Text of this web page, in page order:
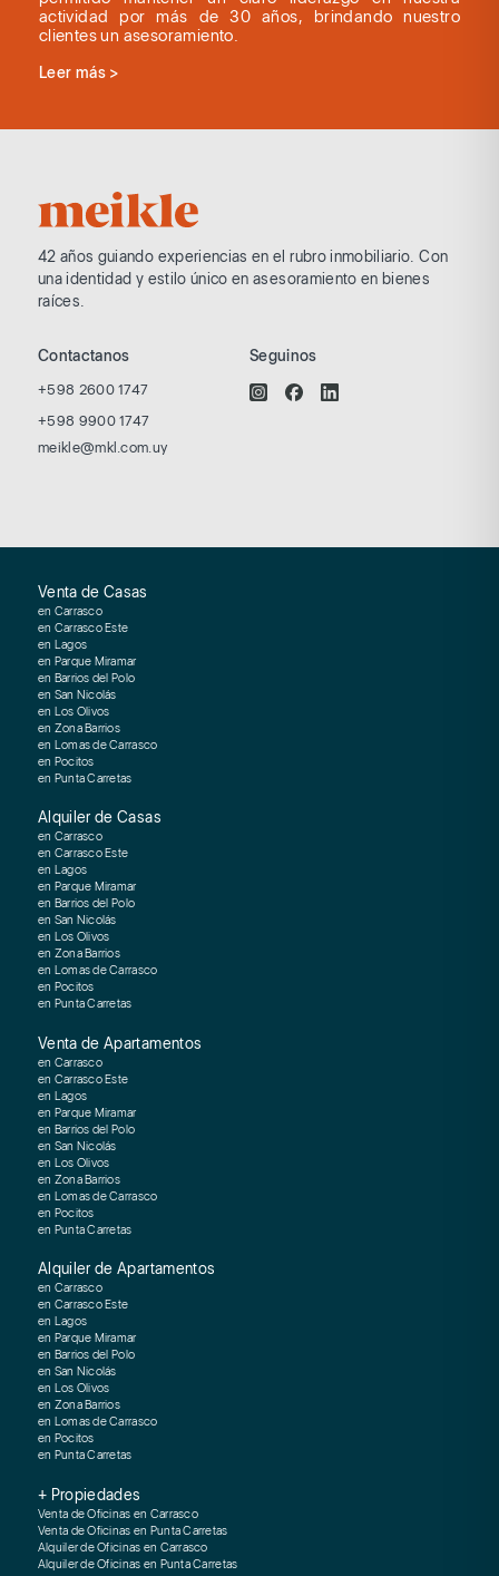
actividad por más de 30 años, brindando nuestro
clientes un asesoramiento.
Leer más >
42 años guiando experiencias en el rubroinmobiliario. Con
una identidad y estilo único en asesoramiento en bienes
raíces.
Contactanos
+598 2600 1747
+598 9900 1747
meikle@mkl.com.uy
Seguinos
Venta de Casas
en Carrasco
en Carrasco Este
en Lagos
en Parque Miramar
en Barrios del Polo
en San Nicolás
en Los Olivos
en Zona Barrios
en Lomas de Carrasco
en Pocitos
en Punta Carretas
Alquiler de Casas
en Carrasco
en Carrasco Este
en Lagos
en Parque Miramar
en Barrios del Polo
en San Nicolás
en Los Olivos
en Zona Barrios
en Lomas de Carrasco
en Pocitos
en Punta Carretas
Venta de Apartamentos
en Carrasco
en Carrasco Este
en Lagos
en Parque Miramar
en Barrios del Polo
en San Nicolás
en Los Olivos
en Zona Barrios
en Lomas de Carrasco
en Pocitos
en Punta Carretas
Alquiler de Apartamentos
en Carrasco
en Carrasco Este
en Lagos
en Parque Miramar
en Barrios del Polo
en San Nicolás
en Los Olivos
en Zona Barrios
en Lomas de Carrasco
en Pocitos
en Punta Carretas
+ Propiedades
Venta de Oficinas en Carrasco
Venta de Oficinas en Punta Carretas
Alquiler de Oficinas en Carrasco
Alquiler de Oficinas en Punta Carretas